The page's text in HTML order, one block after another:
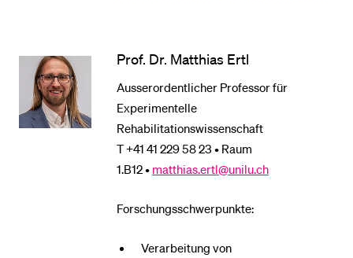
Prof. Dr. Matthias Ertl
Ausserordentlicher Professor für
Experimentelle
Rehabilitationswissenschaft
T +41 41 229 58 23 • Raum
1.B12 • matthias.ertl@unilu.ch
Forschungsschwerpunkte:
Verarbeitung von